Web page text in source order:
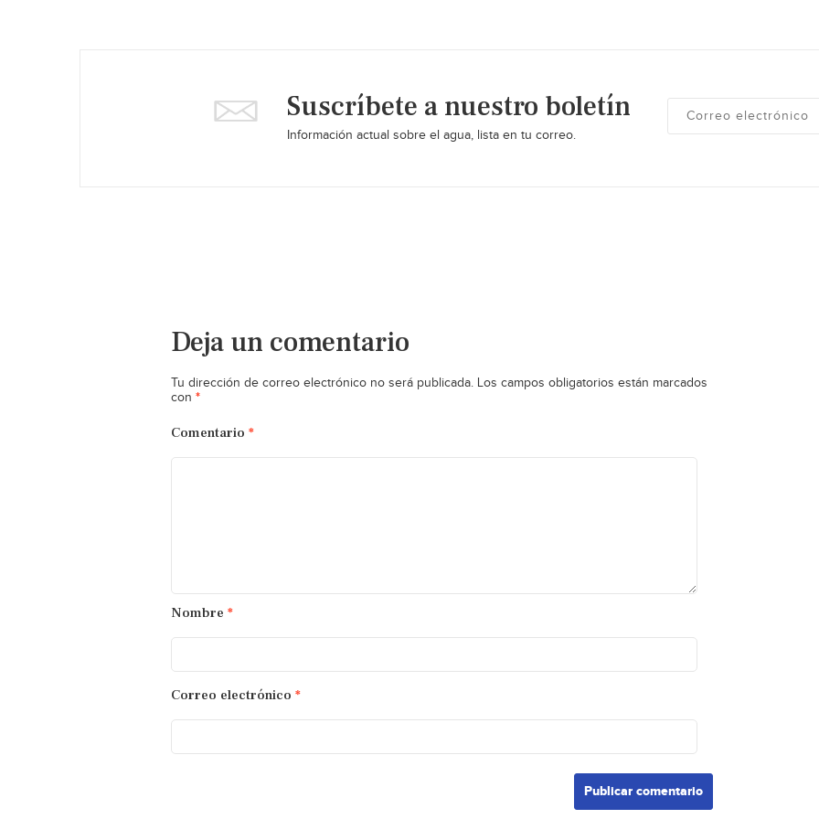
Suscríbete a nuestro boletín
Información actual sobre el agua, lista en tu correo.
Deja un comentario
Tu dirección de correo electrónico no será publicada. Los campos obligatorios están marcados
con *
Comentario *
Nombre *
Correo electrónico *